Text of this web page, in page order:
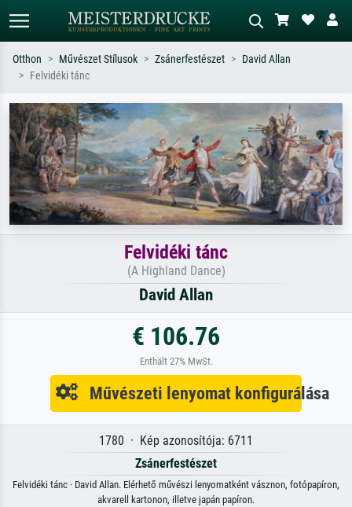
Keressen művész, műcím vagy stílus
szerint – pl. Monet, Csillagos éj,
impresszionizmus, Hokusai-hullám,
akt.
Írja le a jelenetet – pl. zöld rét, sok
piros absztrakt, sötét olajkép, álló akt
egy fa mellett.
Otthon Művészet Stílusok Zsánerfestészet
David Allan
Felvidéki tánc
Felvidéki tánc
(A Highland Dance)
David Allan
€ 106.76
Enthält 27% MwSt.
Művészeti lenyomat konfigurálása
1780 · Kép azonosítója: 6711
Zsánerfestészet
Felvidéki tánc · David Allan. Elérhető művészi lenyomatként vásznon, fotópapíron,
akvarell kartonon, illetve japán papíron.